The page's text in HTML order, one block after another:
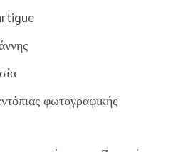
φωτογραφικής